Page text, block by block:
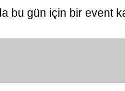
bu gün için bir event